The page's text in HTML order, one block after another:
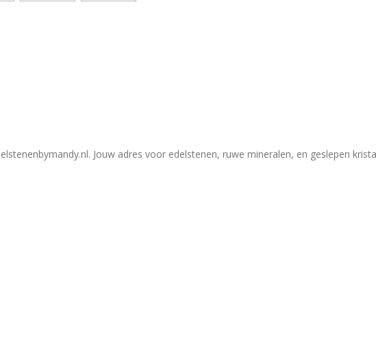
Jouw adres voor edelstenen, ruwe mineralen, en geslepen